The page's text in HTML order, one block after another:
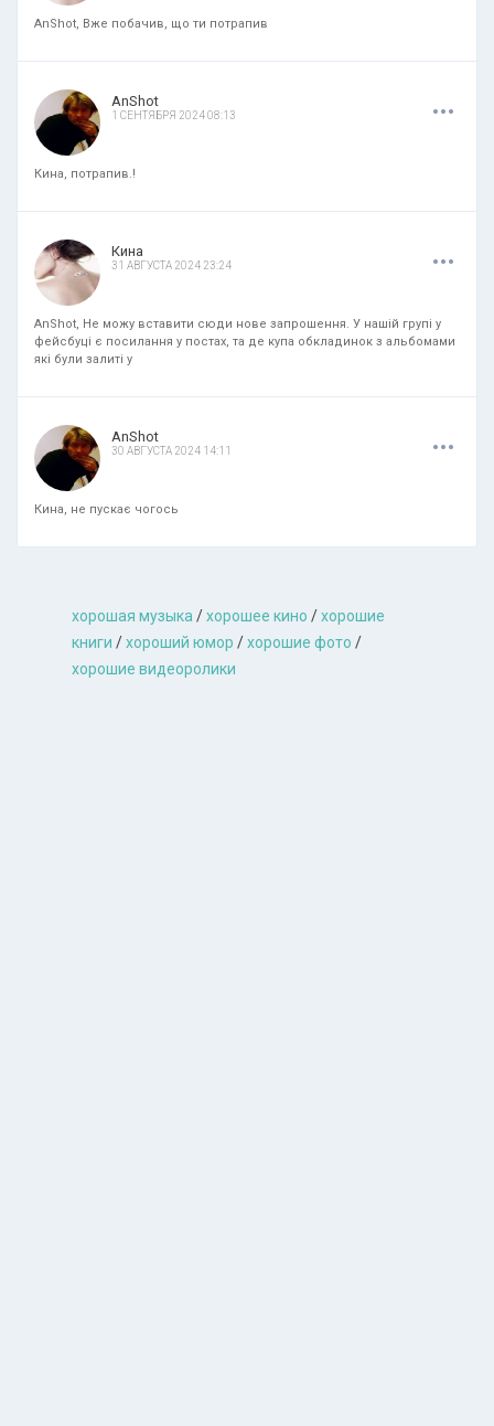
AnShot, Вже побачив, що ти потрапив
AnShot
1 СЕНТЯБРЯ 2024 08:13 ...
Кина, потрапив.!
Кина
31 АВГУСТА 2024 23:24 ...
AnShot, Не можу вставити сюди нове запрошення. У нашій групі у
фейсбуці є посилання у постах, та де купа обкладинок з альбомами
які були залиті у
AnShot
30 АВГУСТА 2024 14:11 ...
Кина, не пускає чогось
хорошая музыкa /хорошее кино /хорошие
книги /хороший юмор /хорошие фото /
хорошие видеоролики